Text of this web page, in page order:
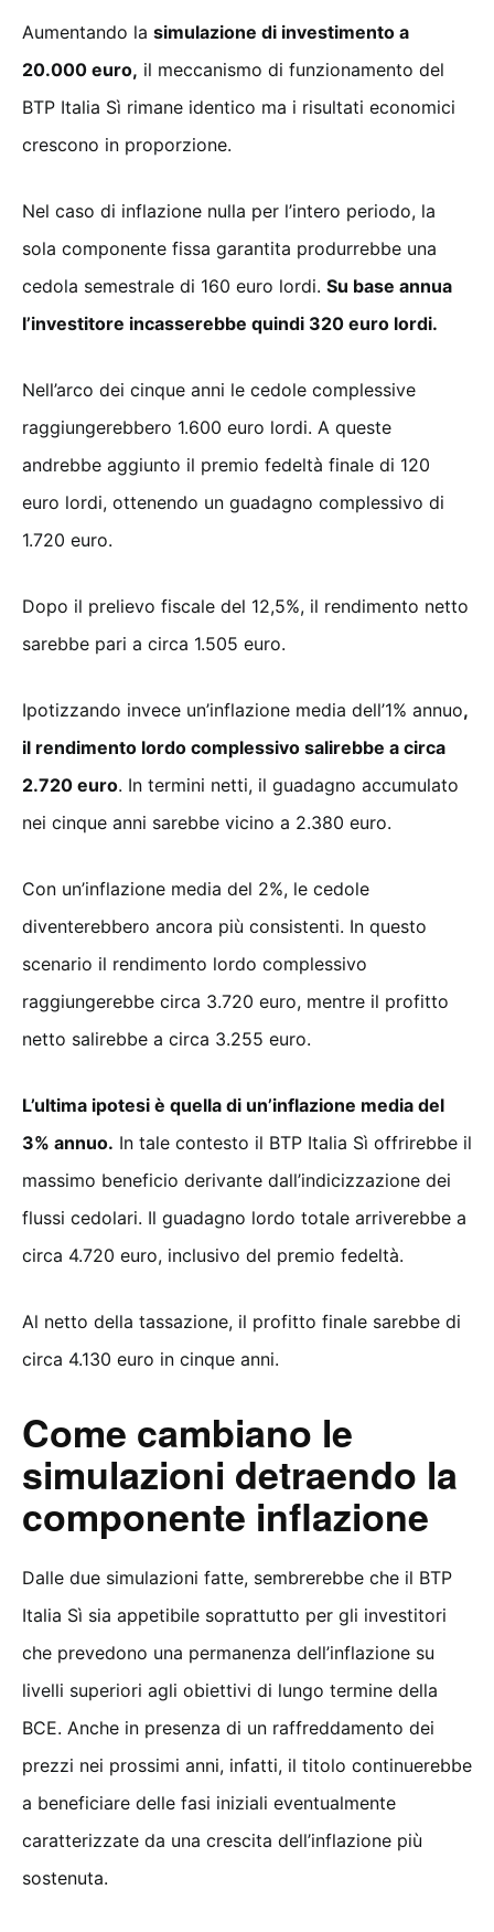
Aumentando la simulazione di investimento a
20.000 euro, il meccanismo di funzionamento del
BTP Italia Sì rimane identico ma i risultati economici
crescono in proporzione.
Nel caso di inflazione nulla per l’intero periodo, la
sola componente fissa garantita produrrebbe una
cedola semestrale di 160 euro lordi. Su base annua
l’investitore incasserebbe quindi 320 euro lordi.
Nell’arco dei cinque anni le cedole complessive
raggiungerebbero 1.600 euro lordi. A queste
andrebbe aggiunto il premio fedeltà finale di 120
euro lordi, ottenendo un guadagno complessivo di
1.720 euro.
Dopo il prelievo fiscale del 12,5%, il rendimento netto
sarebbe pari a circa 1.505 euro.
Ipotizzando invece un’inflazione media dell’1% annuo,
il rendimento lordo complessivo salirebbe a circa
2.720 euro. In termini netti, il guadagno accumulato
nei cinque anni sarebbe vicino a 2.380 euro.
Con un’inflazione media del 2%, le cedole
diventerebbero ancora più consistenti. In questo
scenario il rendimento lordo complessivo
raggiungerebbe circa 3.720 euro, mentre il profitto
netto salirebbe a circa 3.255 euro.
L’ultima ipotesi è quella di un’inflazione media del
3% annuo. In tale contesto il BTP Italia Sì offrirebbe il
massimo beneficio derivante dall’indicizzazione dei
flussi cedolari. Il guadagno lordo totale arriverebbe a
circa 4.720 euro, inclusivo del premio fedeltà.
Al netto della tassazione, il profitto finale sarebbe di
circa 4.130 euro in cinque anni.
Come cambiano le
simulazioni detraendo la
componente inflazione
Dalle due simulazioni fatte, sembrerebbe che il BTP
Italia Sì sia appetibile soprattutto per gli investitori
che prevedono una permanenza dell’inflazione su
livelli superiori agli obiettivi di lungo termine della
BCE. Anche in presenza di un raffreddamento dei
prezzi nei prossimi anni, infatti, il titolo continuerebbe
a beneficiare delle fasi iniziali eventualmente
caratterizzate da una crescita dell’inflazione più
sostenuta.